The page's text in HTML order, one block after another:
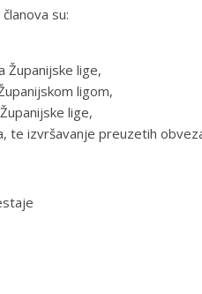
su:
Županijske lige,
ligom,
lige,
te izvršavanje preuzetih